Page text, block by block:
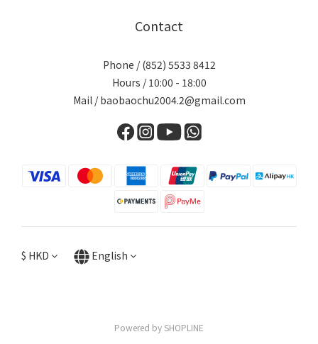
Contact
Phone / (852) 5533 8412
Hours / 10:00 - 18:00
Mail / baobaochu2004.2@gmail.com
$ HKD English
Powered by SHOPLINE